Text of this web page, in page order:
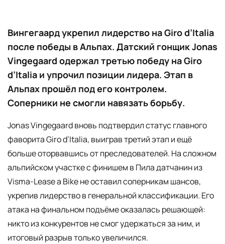
Вингегаард укрепил лидерство на Giro d’Italia
после победы в Альпах. Датский гонщик Jonas
Vingegaard одержал третью победу на Giro
d’Italia и упрочил позиции лидера. Этап в
Альпах прошёл под его контролем.
Соперники не смогли навязать борьбу.
Jonas Vingegaard вновь подтвердил статус главного
фаворита Giro d’Italia, выиграв третий этап и ещё
больше оторвавшись от преследователей. На сложном
альпийском участке с финишем в Пила датчанин из
Visma-Lease a Bike не оставил соперникам шансов,
укрепив лидерство в генеральной классификации. Его
атака на финальном подъёме оказалась решающей:
никто из конкурентов не смог удержаться за ним, и
итоговый разрыв только увеличился.